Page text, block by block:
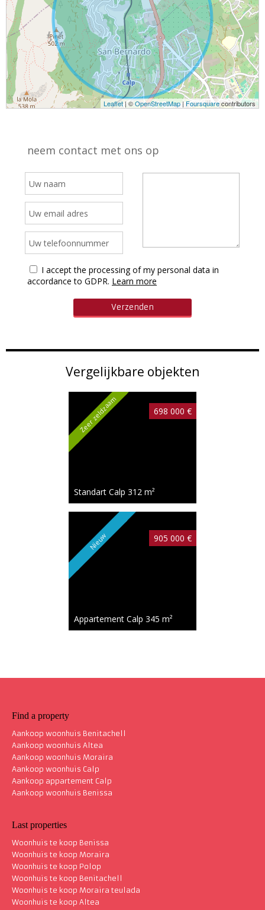
Vergelijkbare objekten
Zeer zeldzaam 698 000 €
Standart Calp 312 m²
Nieuw 905 000 €
Appartement Calp 345 m²
Leaflet| ©OpenStreetMap| Foursquarecontributors
neem contact met ons op
I accept the processing of my personal data in
accordance to GDPR. Learn more
Find a property
Aankoop woonhuis Benitachell
Aankoop woonhuis Altea
Aankoop woonhuis Moraira
Aankoop woonhuis Calp
Aankoop appartement Calp
Aankoop woonhuis Benissa
Last properties
Woonhuis te koop Benissa
Woonhuis te koop Moraira
Woonhuis te koop Polop
Woonhuis te koop Benitachell
Woonhuis te koop Moraira teulada
Woonhuis te koop Altea